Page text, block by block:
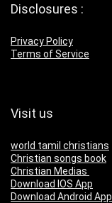
Disclosures :
Privacy Policy
Terms of Service
Visit us
world tamil christians
Christian songs book
Christian Medias
Download IOS App
Download Android App